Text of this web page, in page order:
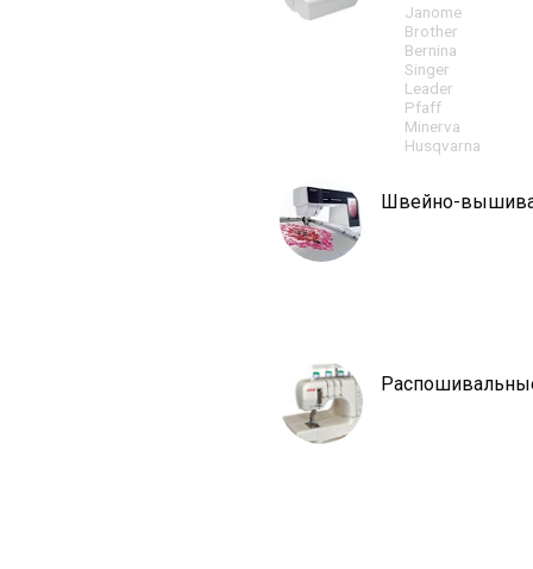
Janome
Brother
Bernina
Singer
Leader
Pfaff
Minerva
Husqvarna
Швейно-